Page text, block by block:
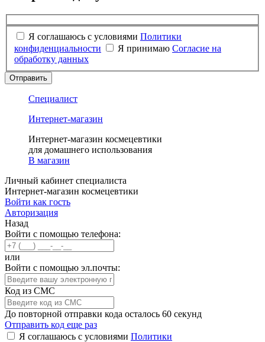
Я соглашаюсь с условиями Политики
конфиденциальности
Я принимаю Согласие на
обработку данных
Отправить
Специалист
Интернет-магазин
Интернет-магазин космецевтики
для домашнего использования
В магазин
Личный кабинет специалиста
Интернет-магазин космецевтики
Войти как гость
Авторизация
Назад
Войти с помощью телефона:
или
Войти с помощью эл.почты:
Код из СМС
До повторной отправки кода осталось 60 секунд
Отправить код еще раз
Я соглашаюсь с условиями Политики